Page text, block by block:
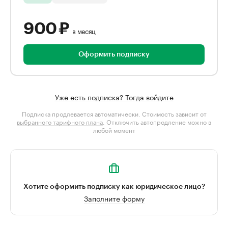
900 ₽ в месяц
Оформить подписку
Уже есть подписка? Тогда войдите
Подписка продлевается автоматически. Стоимость зависит от
выбранного тарифного плана . Отключить автопродление можно в
любой момент
Хотите оформить подписку как юридическое лицо?
Заполните форму